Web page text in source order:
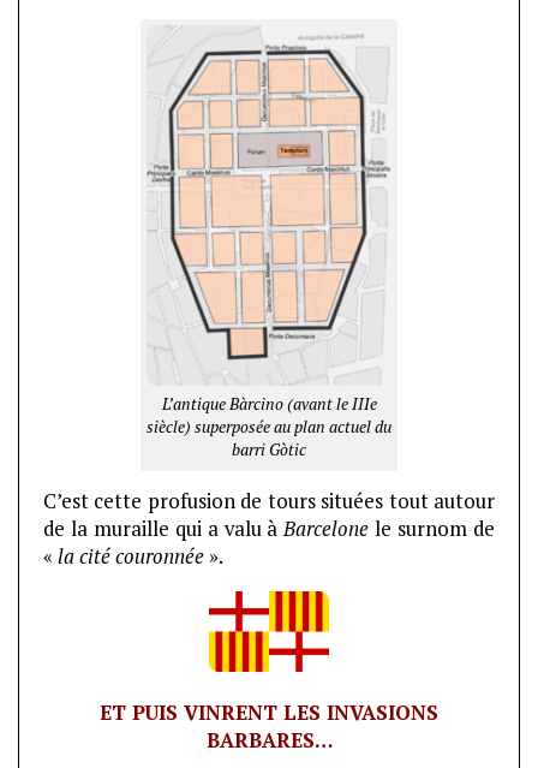
L’antique Bàrcino (avant le IIIe
siècle) superposée au plan actuel du
barri Gòtic
C’est cette profusion de tours situées tout autour
de la muraille qui a valu àBarcelone le surnom de
«la cité couronnée ».
ET PUIS VINRENT LES INVASIONS
BARBARES…